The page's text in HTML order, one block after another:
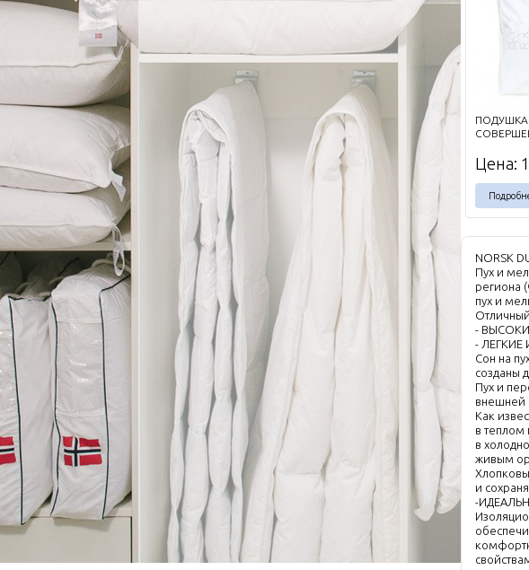
ПОДУШКА
Цена:
NORSK
Пух и
региона
пух и
Отличный
-
-
Сон на
созданы
Пух и
внешней
Как
в теплом
в
живым
и
-